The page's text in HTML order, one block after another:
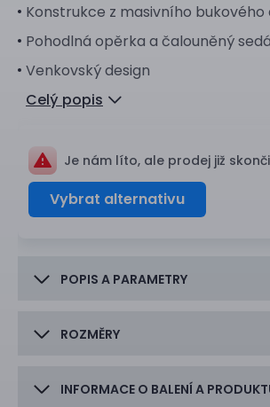
Konstrukce z masivního bukového
Pohodlná opěrka a čalouněný
Venkovský design
Celý popis
Je nám líto, ale prodej již
Vybrat alternativu
POPIS A PARAMETRY
ROZMĚRY
INFORMACE O BALENÍ A